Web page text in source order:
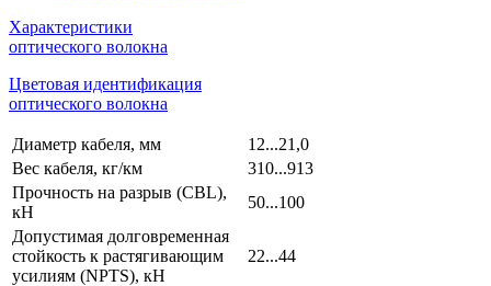
Характеристики
оптического волокна
Цветовая идентификация
оптического волокна
Диаметр кабеля, мм
12...21,0
Вес кабеля, кг/км
310...913
Прочность на разрыв (CBL),
кН
50...100
Допустимая долговременная
стойкость к растягивающим
усилиям (NPTS), кН
22...44